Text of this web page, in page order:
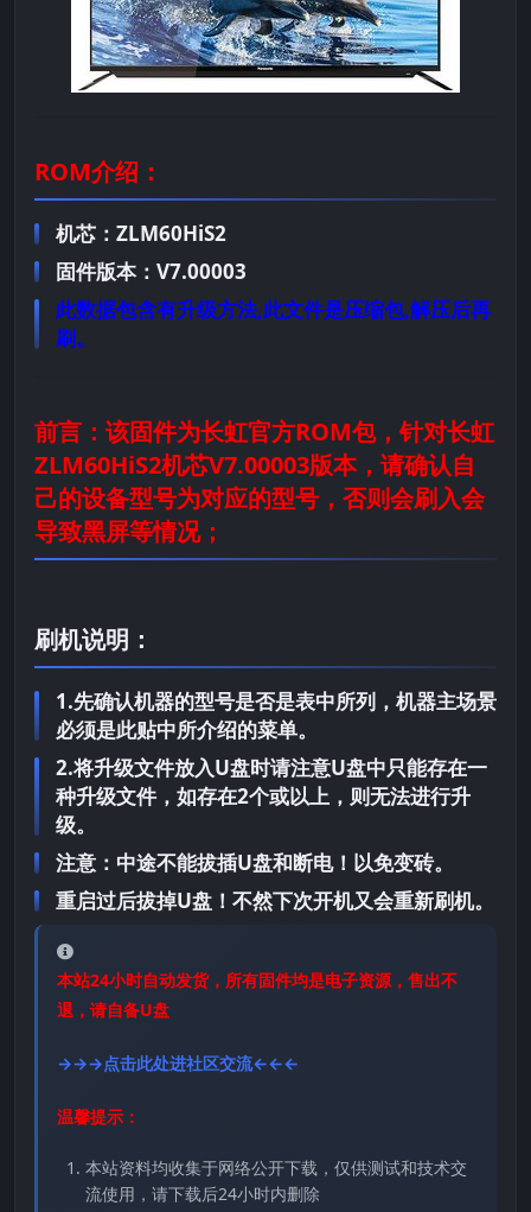
ROM介绍：
机芯：ZLM60HiS2
固件版本：V7.00003
此数据包含有升级方法,此文件是压缩包,解压后再
刷。
前言： 该固件为长虹官方ROM包，针对长虹
ZLM60HiS2机芯V7.00003版本，请确认自
己的设备型号为对应的型号，否则会刷入会
导致黑屏等情况；
刷机说明：
1.先确认机器的型号是否是表中所列，机器主场景
必须是此贴中所介绍的菜单。
2.将升级文件放入U盘时请注意U盘中只能存在一
种升级文件，如存在2个或以上，则无法进行升
级。
注意：中途不能拔插U盘和断电！以免变砖。
重启过后拔掉U盘！不然下次开机又会重新刷机。
本站24小时自动发货，所有固件均是电子资源，售出不
退，请自备U盘
→→→点击此处进社区交流←←←
温馨提示：
本站资料均收集于网络公开下载，仅供测试和技术交
流使用，请下载后24小时内删除